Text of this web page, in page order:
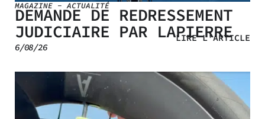
MAGAZINE -ACTUALITÉ
DEMANDE DE REDRESSEMENT
JUDICIAIRE PAR LAPIERRE
6/08/26
LIRE L'ARTICLE